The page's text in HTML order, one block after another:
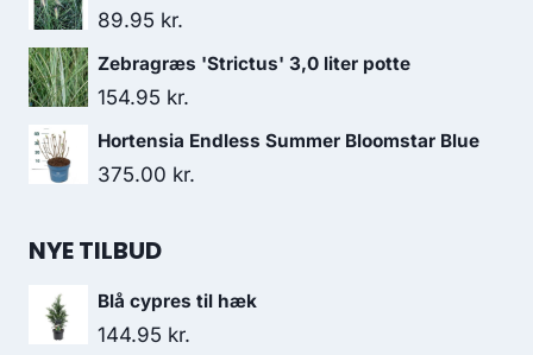
89.95 kr.
Zebragræs 'Strictus' 3,0 liter potte
154.95 kr.
Hortensia Endless Summer Bloomstar Blue
375.00 kr.
NYE TILBUD
Blå cypres til hæk
144.95 kr.